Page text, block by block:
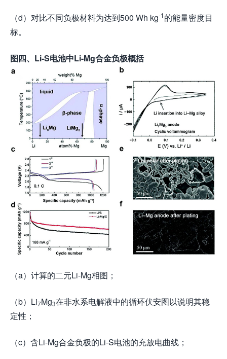
（d）对比不同负极材料为达到500 Wh kg-1的能量密度目
标。
图四、 Li-S电池中Li-Mg合金负极概括
（a）计算的二元Li-Mg相图；
（b）Li7Mg3在非水系电解液中的循环伏安图以说明其稳
定性；
（c）含Li-Mg合金负极的Li-S电池的充放电曲线；